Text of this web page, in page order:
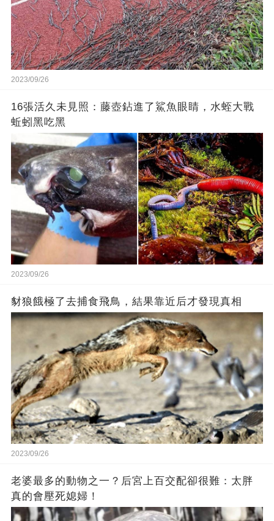
2023/09/26
16張活久未見照：藤壺鉆進了鯊魚眼睛，水蛭大戰
蚯蚓黑吃黑
2023/09/26
豺狼餓極了去捕食飛鳥，結果靠近后才發現真相
2023/09/26
老婆最多的動物之一？后宮上百交配卻很難：太胖
真的會壓死媳婦！